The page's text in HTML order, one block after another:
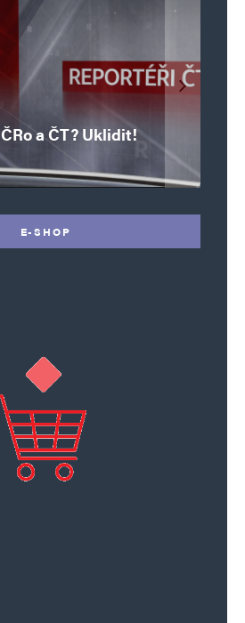
a ČT? Uklidit!
teror v EU, 6. díl:
poprava 85letého
kněze Jacquese
Hamela
teror v EU, 5. díl:
pádu Bastily
v Nice
Václavu Klausovi:
hádky, loajalita
Jakl boří legendy
prezidentovi
a politici lžou:
nezachrání
byty ani zkrácené
úvazky
Muž, který se
stát premiérem
E-SHOP